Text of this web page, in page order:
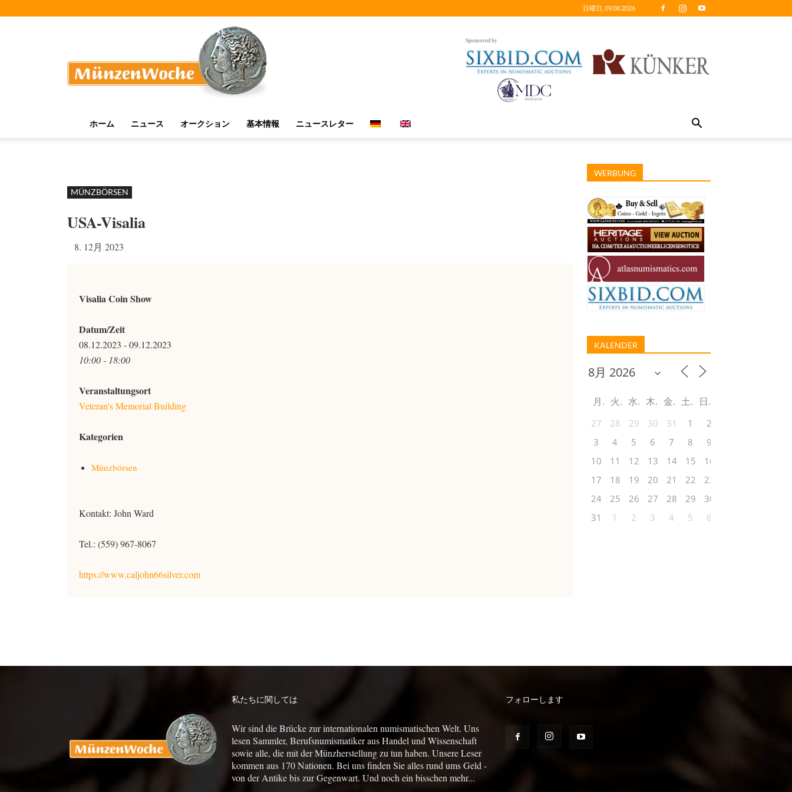
日曜日, 09.08.2026
Sponsored by
ホーム ニュース オークション 基本情報 ニュースレター
MÜNZBÖRSEN
USA-Visalia
8. 12月 2023
Visalia Coin Show
Datum/Zeit
08.12.2023 - 09.12.2023
10:00 - 18:00
Veranstaltungsort
Veteran's Memorial Building
Kategorien
Münzbörsen
Kontakt: John Ward
Tel.: (559) 967-8067
https://www.caljohn66silver.com
WERBUNG
KALENDER
月 火 水 木 金 土 日
27 28 29 30 31 1
2
3
4 5 6 7 8
9
10
11 12 13 14 15
16
17
18 19 20 21 22
23
24
25 26 27 28 29
30
31
1 2 3 4 5 6
私たちに関しては
Wir sind die Brücke zur internationalen numismatischen Welt. Uns
lesen Sammler, Berufsnumismatiker aus Handel und Wissenschaft
sowie alle, die mit der Münzherstellung zu tun haben. Unsere Leser
kommen aus 170 Nationen. Bei uns finden Sie alles rund ums Geld -
von der Antike bis zur Gegenwart. Und noch ein bisschen mehr...
フォローします